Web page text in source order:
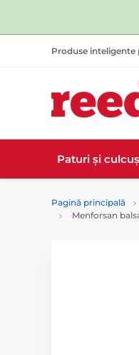
Produse
Paturi și
Pagină principală
Menforsan